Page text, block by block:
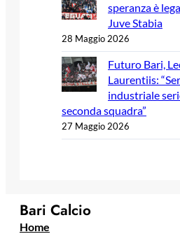
speranza è
Juve Stabia
28 Maggio 2026
Futuro Bari,
Laurentiis:
industriale
seconda squadra”
27 Maggio 2026
Bari Calcio
Home